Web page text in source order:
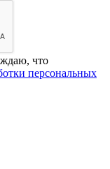
что
персональных